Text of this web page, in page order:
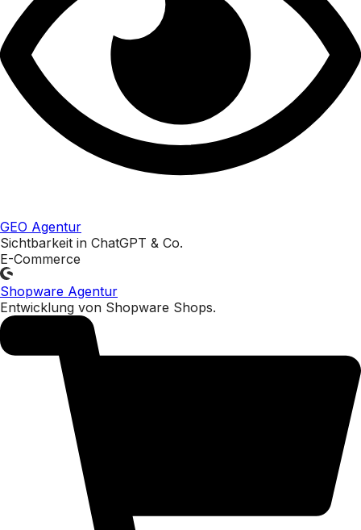
GEO Agentur
Sichtbarkeit in ChatGPT & Co.
E-Commerce
Shopware Agentur
Entwicklung von Shopware Shops.